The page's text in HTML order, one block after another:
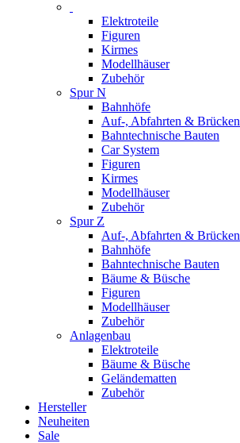
Elektroteile
Figuren
Kirmes
Modellhäuser
Zubehör
Spur N
Bahnhöfe
Auf-, Abfahrten & Brücken
Bahntechnische Bauten
Car System
Figuren
Kirmes
Modellhäuser
Zubehör
Spur Z
Auf-, Abfahrten & Brücken
Bahnhöfe
Bahntechnische Bauten
Bäume & Büsche
Figuren
Modellhäuser
Zubehör
Anlagenbau
Elektroteile
Bäume & Büsche
Geländematten
Zubehör
Hersteller
Neuheiten
Sale